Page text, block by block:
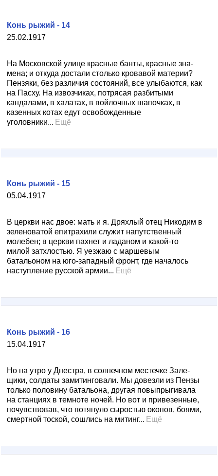
25.02.1917
Конь рыжий - 14
На Московской улице красные банты, красные зна­
мена; и откуда достали столько кро­вавой материи?
Пензяки, без различия состояний, все улыбаются, как
на Пасху. На извозчиках, потрясая раз­битыми
кандалами, в халатах, в войлочных шапочках, в
казенных котах едут освобожденные
уголовники... Ещё
05.04.1917
Конь рыжий - 15
В церкви нас двое: мать и я. Дряхлый отец Никодим в
зеленоватой епитрахили служит напутствен­ный
молебен; в церкви пахнет и ладаном и какой-то
милой затхлостью. Я уезжаю с маршевым
батальоном на юго-западный фронт, где началось
наступление рус­ской армии... Ещё
15.04.1917
Конь рыжий - 16
Но на утро у Днестра, в солнечном местечке Зале­
щики, солдаты замитинговали. Мы довезли из Пензы
только половину батальона, другая повыпрыгивала
на станциях в темноте ночей. Но вот и привезенные,
почув­ствовав, что потянуло сыростью окопов, боями,
смерт­ной тоской, сошлись на митинг... Ещё